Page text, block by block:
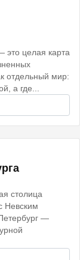
это целая карта
отдельный мир:
а где...
столица
Невским
—